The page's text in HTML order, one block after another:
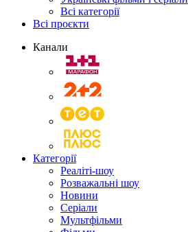
Всі категорії
Всі проєкти
Канали
Категорії
Реаліті-шоу
Розважальні шоу
Новини
Серіали
Мультфільми